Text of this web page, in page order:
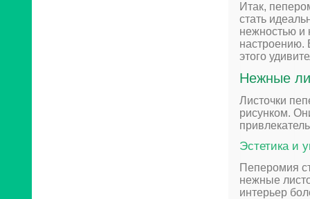
Итак,
стать
нежностью и
настроению.
этого
Нежные
Листочки
рисунком.
Эстетика и
Пеперомия
нежные
интерьер